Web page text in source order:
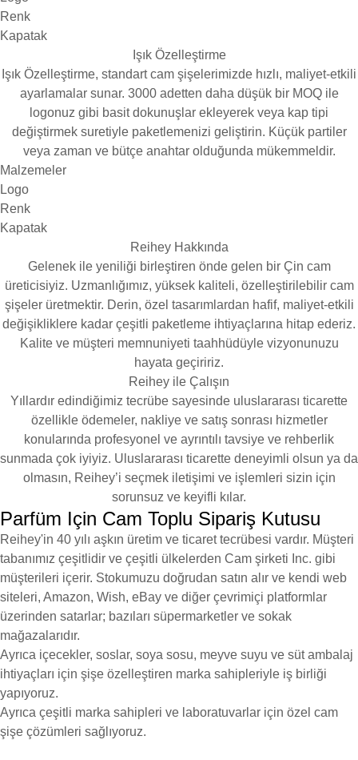
Renk
Kapatak
Işık Özelleştirme
Işık Özelleştirme, standart cam şişelerimizde hızlı, maliyet-etkili
ayarlamalar sunar. 3000 adetten daha düşük bir MOQ ile
logonuz gibi basit dokunuşlar ekleyerek veya kap tipi
değiştirmek suretiyle paketlemenizi geliştirin. Küçük partiler
veya zaman ve bütçe anahtar olduğunda mükemmeldir.
Malzemeler
Logo
Renk
Kapatak
Reihey Hakkında
Gelenek ile yeniliği birleştiren önde gelen bir Çin cam
üreticisiyiz. Uzmanlığımız, yüksek kaliteli, özelleştirilebilir cam
şişeler üretmektir. Derin, özel tasarımlardan hafif, maliyet-etkili
değişikliklere kadar çeşitli paketleme ihtiyaçlarına hitap ederiz.
Kalite ve müşteri memnuniyeti taahhüdüyle vizyonunuzu
hayata geçiririz.
Reihey ile Çalışın
Yıllardır edindiğimiz tecrübe sayesinde uluslararası ticarette
özellikle ödemeler, nakliye ve satış sonrası hizmetler
konularında profesyonel ve ayrıntılı tavsiye ve rehberlik
sunmada çok iyiyiz. Uluslararası ticarette deneyimli olsun ya da
olmasın, Reihey’i seçmek iletişimi ve işlemleri sizin için
sorunsuz ve keyifli kılar.
Parfüm Için Cam Toplu Sipariş Kutusu
Reihey'in 40 yılı aşkın üretim ve ticaret tecrübesi vardır. Müşteri
tabanımız çeşitlidir ve çeşitli ülkelerden Cam şirketi Inc. gibi
müşterileri içerir. Stokumuzu doğrudan satın alır ve kendi web
siteleri, Amazon, Wish, eBay ve diğer çevrimiçi platformlar
üzerinden satarlar; bazıları süpermarketler ve sokak
mağazalarıdır.
Ayrıca içecekler, soslar, soya sosu, meyve suyu ve süt ambalaj
ihtiyaçları için şişe özelleştiren marka sahipleriyle iş birliği
yapıyoruz.
Ayrıca çeşitli marka sahipleri ve laboratuvarlar için özel cam
şişe çözümleri sağlıyoruz.